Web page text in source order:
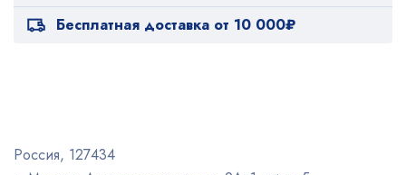
Бесплатная доставка от 10 000₽
Россия, 127434